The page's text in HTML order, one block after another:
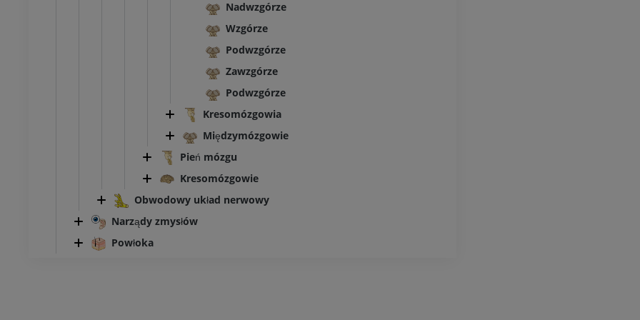
Nadwzgórze
Wzgórze
Podwzgórze
Zawzgórze
Podwzgórze
Kresomózgowia
Międzymózgowie
Pień mózgu
Kresomózgowie
Obwodowy układ nerwowy
Narządy zmysłów
Powłoka